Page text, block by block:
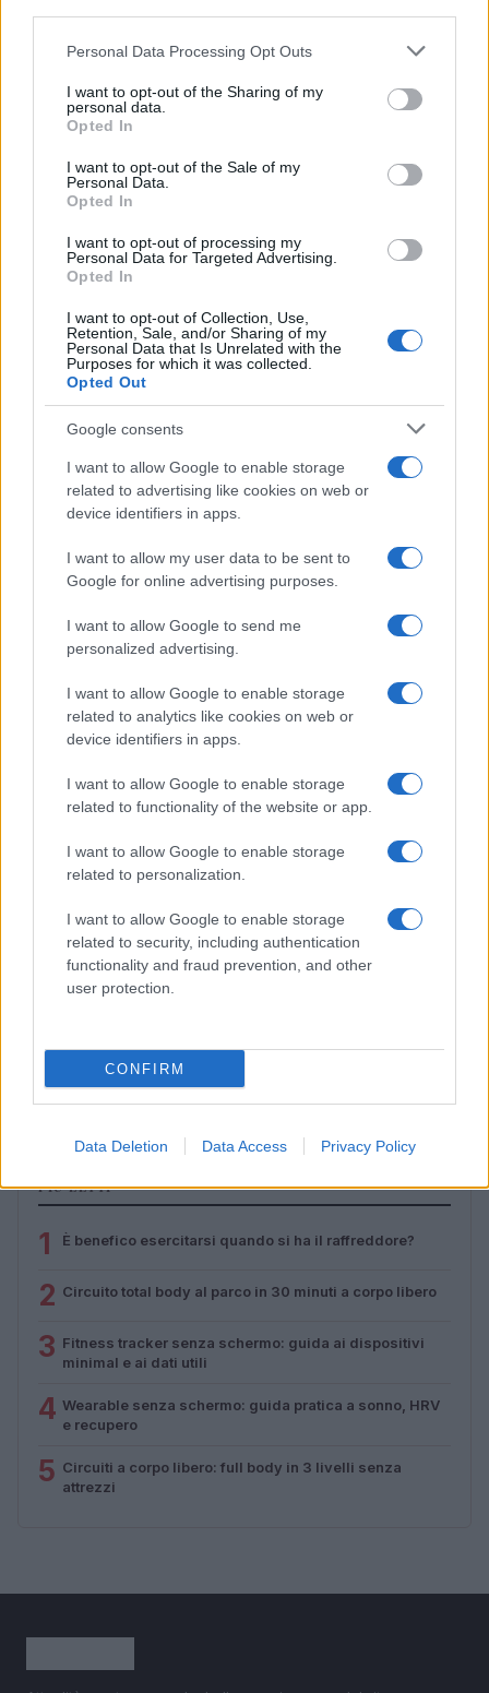
Please note that this website/app uses one or more Google
not limited to your visit or usage behaviour. You may click to
grant or deny consent to Google and its third-party tags to
use your data for below specified purposes in below Google
consent section.
Personal Data Processing Opt Outs
I want to opt-out of the Sharing of my
personal data.
Opted In
I want to opt-out of the Sale of my
Personal Data.
Opted In
I want to opt-out of processing my
Personal Data for Targeted Advertising.
Opted In
I want to opt-out of Collection, Use,
Retention, Sale, and/or Sharing of my
Personal Data that Is Unrelated with the
Purposes for which it was collected.
Opted Out
Google consents
I want to allow Google to enable storage
related to advertising like cookies on web or
device identifiers in apps.
I want to allow my user data to be sent to
Google for online advertising purposes.
I want to allow Google to send me
personalized advertising.
I want to allow Google to enable storage
related to analytics like cookies on web or
device identifiers in apps.
I want to allow Google to enable storage
related to functionality of the website or app.
I want to allow Google to enable storage
related to personalization.
I want to allow Google to enable storage
related to security, including authentication
functionality and fraud prevention, and other
user protection.
CONFIRM
Data Deletion Data Access Privacy Policy
Camilla Fiore · 7 Ago 2026
FITNESS
e recupero
Cristian Castiglioni · 1 Ago 2026
Circuito total body al parco in 30 minuti a corpo libero
PIÙ LETTI
1 È benefico esercitarsi quando si ha il raffreddore?
2 Circuito total body al parco in 30 minuti a corpo libero
3 Fitness tracker senza schermo: guida ai dispositivi
minimal e ai dati utili
4 Wearable senza schermo: guida pratica a sonno, HRV
e recupero
5 Circuiti a corpo libero: full body in 3 livelli senza
attrezzi